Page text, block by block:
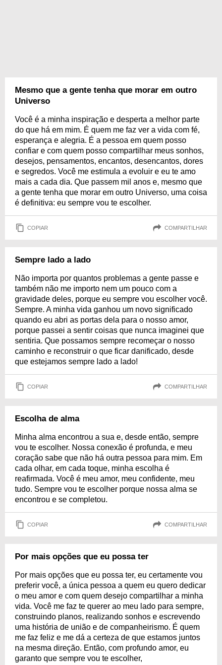
Mesmo que a gente tenha que morar em outro
Universo
Você é a minha inspiração e desperta a melhor parte
do que há em mim. É quem me faz ver a vida com fé,
esperança e alegria. É a pessoa em quem posso
confiar e com quem posso compartilhar meus sonhos,
desejos, pensamentos, encantos, desencantos, dores
e segredos. Você me estimula a evoluir e eu te amo
mais a cada dia. Que passem mil anos e, mesmo que
a gente tenha que morar em outro Universo, uma coisa
é definitiva: eu sempre vou te escolher.
COPIAR COMPARTILHAR
Sempre lado a lado
Não importa por quantos problemas a gente passe e
também não me importo nem um pouco com a
gravidade deles, porque eu sempre vou escolher você.
Sempre. A minha vida ganhou um novo significado
quando eu abri as portas dela para o nosso amor,
porque passei a sentir coisas que nunca imaginei que
sentiria. Que possamos sempre recomeçar o nosso
caminho e reconstruir o que ficar danificado, desde
que estejamos sempre lado a lado!
COPIAR COMPARTILHAR
Escolha de alma
Minha alma encontrou a sua e, desde então, sempre
vou te escolher. Nossa conexão é profunda, e meu
coração sabe que não há outra pessoa para mim. Em
cada olhar, em cada toque, minha escolha é
reafirmada. Você é meu amor, meu confidente, meu
tudo. Sempre vou te escolher porque nossa alma se
encontrou e se completou.
COPIAR COMPARTILHAR
Por mais opções que eu possa ter
Por mais opções que eu possa ter, eu certamente vou
preferir você, a única pessoa a quem eu quero dedicar
o meu amor e com quem desejo compartilhar a minha
vida. Você me faz te querer ao meu lado para sempre,
construindo planos, realizando sonhos e escrevendo
uma história de união e de companheirismo. É quem
me faz feliz e me dá a certeza de que estamos juntos
na mesma direção. Então, com profundo amor, eu
garanto que sempre vou te escolher,